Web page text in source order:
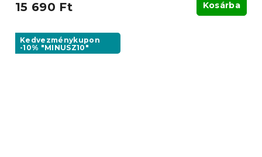
15 690 Ft Kosárba
Kedvezménykupon
-10% "MINUSZ10"